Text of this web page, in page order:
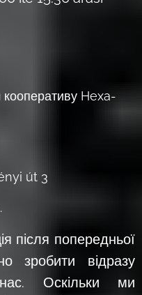
Hexa-
út 3
після попередньої
зробити відразу
Оскільки ми